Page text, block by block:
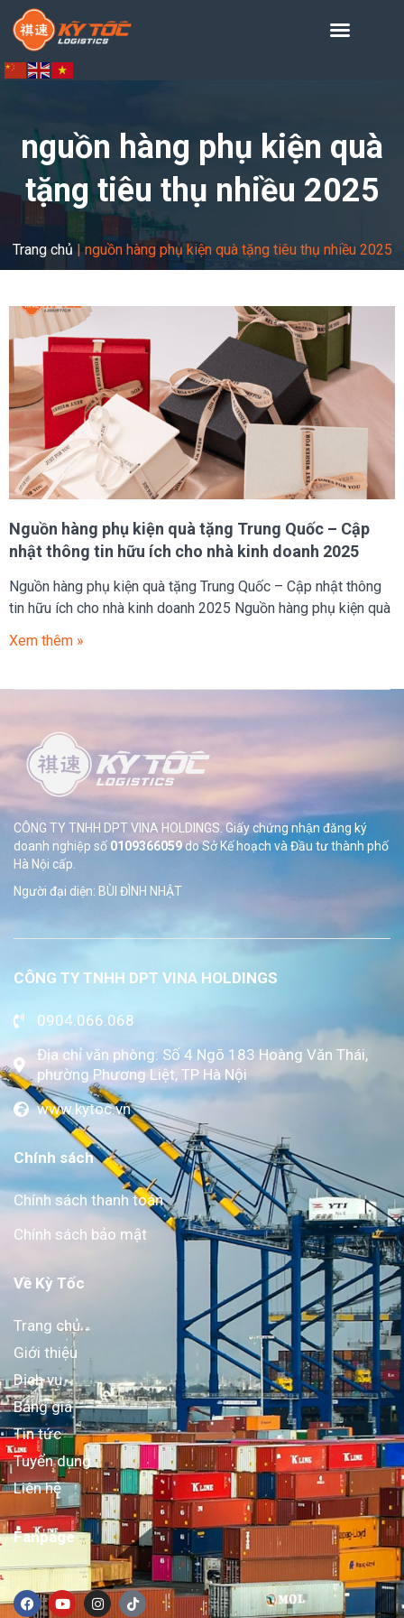
nguồn hàng phụ kiện quà
tặng tiêu thụ nhiều 2025
Trang chủ | nguồn hàng phụ kiện quà tặng tiêu thụ nhiều 2025
Nguồn hàng phụ kiện quà tặng Trung Quốc – Cập
nhật thông tin hữu ích cho nhà kinh doanh 2025
Nguồn hàng phụ kiện quà tặng Trung Quốc – Cập nhật thông
tin hữu ích cho nhà kinh doanh 2025 Nguồn hàng phụ kiện quà
Xem thêm »
CÔNG TY TNHH DPT VINA HOLDINGS. Giấy chứng nhận đăng ký
doanh nghiệp số 0109366059do SởKế hoạch và Đầu tư thành phố
Hà Nội cấp.
Người đại diện: BÙI ĐÌNH NHẬT
CÔNG TY TNHH DPT VINA HOLDINGS
0904.066.068
Địa chỉ văn phòng: Số 4 Ngõ 183 Hoàng Văn Thái,
phường Phương Liệt, TP Hà Nội
www.kytoc.vn
Chính sách
Chính sách thanh toán
Chính sách bảo mật
Về Kỳ Tốc
Trang chủ
Giới thiệu
Dịch vụ
Bảng giá
Tin tức
Tuyển dụng
Liên hệ
Fanpage